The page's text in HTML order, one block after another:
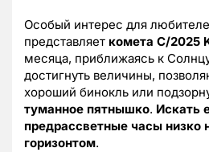
Особый интерес для
представляет комета C/2025
месяца, приближаясь к
достигнуть величины,
хороший бинокль или
туманное пятнышко. Искать
предрассветные часы низко
горизонтом.